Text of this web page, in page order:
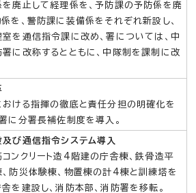
廃止して経理係を、予防課の予防係を廃
を、警防課に装備係をそれぞれ新設し、
を通信指令課に改め、署については、中
に改称するとともに、中隊制を課制に改
ける指揮の徹底と責任分担の明確化を
に分署長補佐制度を導入。
び通信指令システム導入
ンクリート造4階建の庁舎棟、鉄骨造平
防災体験棟、物置棟の計4棟と訓練塔を
を建設し、消防本部、消防署を移転。